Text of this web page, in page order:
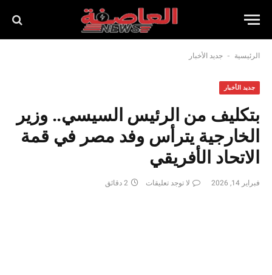
الرئيسية - جديد الأخبار
جديد الأخبار
بتكليف من الرئيس السيسي.. وزير
الخارجية يترأس وفد مصر في قمة
الاتحاد الأفريقي
فبراير 14, 2026 لا توجد تعليقات 2 دقائق